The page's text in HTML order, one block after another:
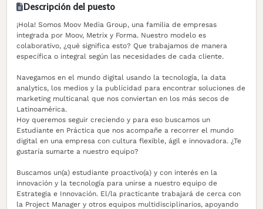
Descripción del puesto
¡Hola! Somos Moov Media Group, una familia de empresas
integrada por Moov, Metrix y Forma. Nuestro modelo es
colaborativo, ¿qué significa esto? Que trabajamos de manera
específica o integral según las necesidades de cada cliente.
Navegamos en el mundo digital usando la tecnología, la data
analytics, los medios y la publicidad para encontrar soluciones de
marketing multicanal que nos conviertan en los más secos de
Latinoamérica.
Hoy queremos seguir creciendo y para eso buscamos un
Estudiante en Práctica que nos acompañe a recorrer el mundo
digital en una empresa con cultura flexible, ágil e innovadora. ¿Te
gustaría sumarte a nuestro equipo?
Buscamos un(a) estudiante proactivo(a) y con interés en la
innovación y la tecnología para unirse a nuestro equipo de
Estrategia e Innovación. El/la practicante trabajará de cerca con
la Project Manager y otros equipos multidisciplinarios, apoyando